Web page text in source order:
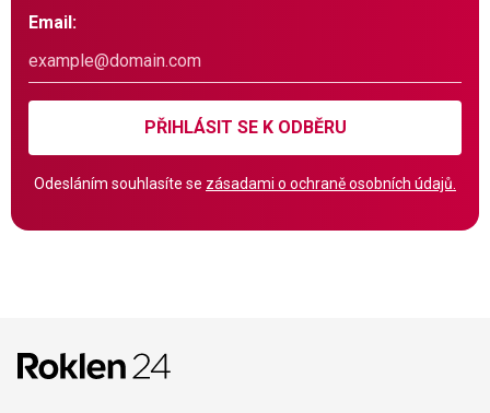
Email:
PŘIHLÁSIT SE K ODBĚRU
Odesláním souhlasíte se zásadami o ochraně osobních údajů.